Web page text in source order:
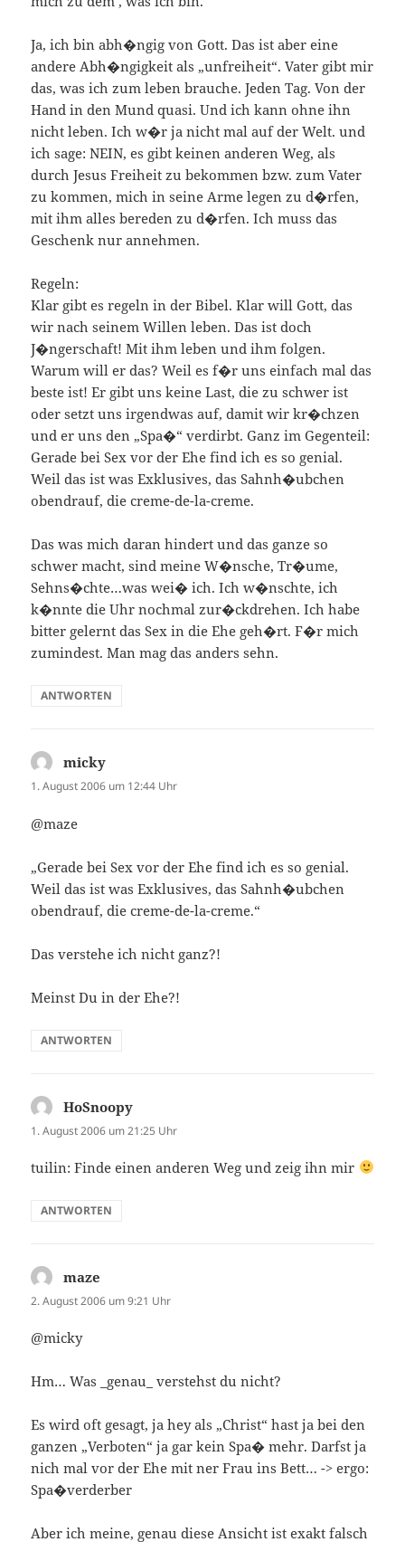
Ja, ich bin abh�ngig von Gott. Das ist aber eine
andere Abh�ngigkeit als „unfreiheit“. Vater gibt mir
das, was ich zum leben brauche. Jeden Tag. Von der
Hand in den Mund quasi. Und ich kann ohne ihn
nicht leben. Ich w�r ja nicht mal auf der Welt. und
ich sage: NEIN, es gibt keinen anderen Weg, als
durch Jesus Freiheit zu bekommen bzw. zum Vater
zu kommen, mich in seine Arme legen zu d�rfen,
mit ihm alles bereden zu d�rfen. Ich muss das
Geschenk nur annehmen.
Regeln:
Klar gibt es regeln in der Bibel. Klar will Gott, das
wir nach seinem Willen leben. Das ist doch
J�ngerschaft! Mit ihm leben und ihm folgen.
Warum will er das? Weil es f�r uns einfach mal das
beste ist! Er gibt uns keine Last, die zu schwer ist
oder setzt uns irgendwas auf, damit wir kr�chzen
und er uns den „Spa�“ verdirbt. Ganz im Gegenteil:
Gerade bei Sex vor der Ehe find ich es so genial.
Weil das ist was Exklusives, das Sahnh�ubchen
obendrauf, die creme-de-la-creme.
Das was mich daran hindert und das ganze so
schwer macht, sind meine W�nsche, Tr�ume,
Sehns�chte…was wei� ich. Ich w�nschte, ich
k�nnte die Uhr nochmal zur�ckdrehen. Ich habe
bitter gelernt das Sex in die Ehe geh�rt. F�r mich
zumindest. Man mag das anders sehn.
ANTWORTEN
micky
1. August 2006 um 12:44 Uhr
@maze
„Gerade bei Sex vor der Ehe find ich es so genial.
Weil das ist was Exklusives, das Sahnh�ubchen
obendrauf, die creme-de-la-creme.“
Das verstehe ich nicht ganz?!
Meinst Du in der Ehe?!
ANTWORTEN
HoSnoopy
1. August 2006 um 21:25 Uhr
tuilin: Finde einen anderen Weg und zeig ihn mir
ANTWORTEN
maze
2. August 2006 um 9:21 Uhr
@micky
Hm… Was _genau_ verstehst du nicht?
Es wird oft gesagt, ja hey als „Christ“ hast ja bei den
ganzen „Verboten“ ja gar kein Spa� mehr. Darfst ja
nich mal vor der Ehe mit ner Frau ins Bett… -> ergo:
Spa�verderber
Aber ich meine, genau diese Ansicht ist exakt falsch